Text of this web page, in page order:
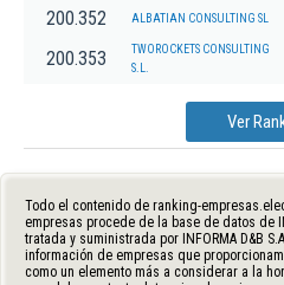
200.352 ALBATIAN CONSULTING SL
200.353
TWOROCKETS CONSULTING
S.L.
Ver
Todo el contenido de ranking-
empresas procede de la base de datos de
tratada y suministrada por INFORMA D&B
información de empresas que
como un elemento más a considerar a la